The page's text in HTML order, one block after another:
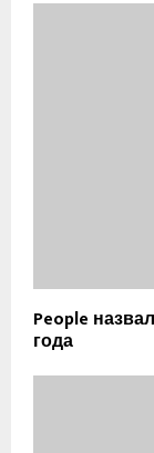
People
года